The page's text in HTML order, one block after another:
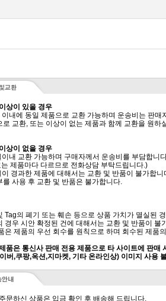
상이 있을 경우
내에 동일 제품으로 교환 가능하며 운송비는 판매
로 교환, 또는 이상이 없는 제품과 함께 교환을 원하
상이 없을 경우
내 교환 가능하며 구매자께서 운송비를 부담합니
제품마다 다르므로 전화상담 부탁드립니다.)
경과한 제품에 대해서는 교환 및 반품이 불가합니
를 사용 후 교환 및 반품은 불가합니다.
Tag의 폐기 또는 훼손 등으로 상품 가치가 멸실된
경우 시안 확정된 건에 대해서는 교환 및 반품이 불
은 제품의 우선 회수를 원칙으로 하며 회수된 제품
품은 통신사 판매 전용 제품으로 타 사이트에 판매
버,쿠팡,옥션,지마켓, 기타 온라인상) 이미지 사용
문하신 상품은 입금 확인 후 배송해 드립니다.